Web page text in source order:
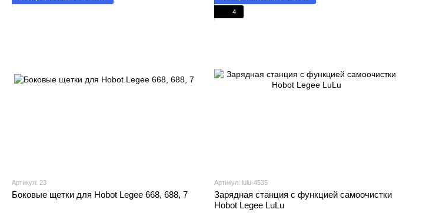
Артикул: 23
Боковые щетки для Hobot Legee 668, 688, 7
4
Артикул: lulu-4535
Зарядная станция с функцией самоочистки
Hobot Legee LuLu